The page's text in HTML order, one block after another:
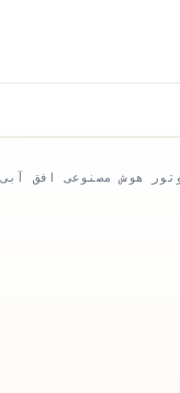
هوش مصنوعی افق آبی